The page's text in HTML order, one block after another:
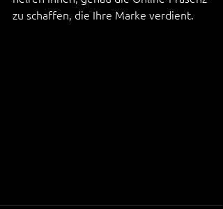
zu schaffen, die Ihre Marke verdient.